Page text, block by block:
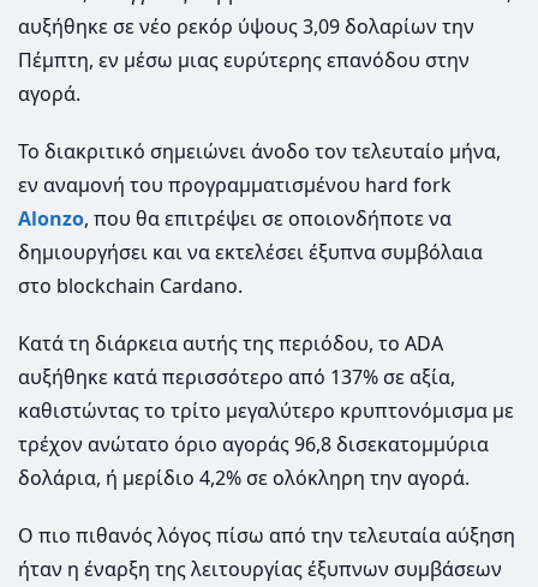
αυξήθηκε σε νέο ρεκόρ ύψους 3,09 δολαρίων την
Πέμπτη, εν μέσω μιας ευρύτερης επανόδου στην
αγορά.
Το διακριτικό σημειώνει άνοδο τον τελευταίο μήνα,
εν αναμονή του προγραμματισμένου hard fork
Alonzo, που θα επιτρέψει σε οποιονδήποτε να
δημιουργήσει και να εκτελέσει έξυπνα συμβόλαια
στο blockchain Cardano.
Κατά τη διάρκεια αυτής της περιόδου, το ADA
αυξήθηκε κατά περισσότερο από 137% σε αξία,
καθιστώντας το τρίτο μεγαλύτερο κρυπτονόμισμα με
τρέχον ανώτατο όριο αγοράς 96,8 δισεκατομμύρια
δολάρια, ή μερίδιο 4,2% σε ολόκληρη την αγορά.
Ο πιο πιθανός λόγος πίσω από την τελευταία αύξηση
ήταν η έναρξη της λειτουργίας έξυπνων συμβάσεων